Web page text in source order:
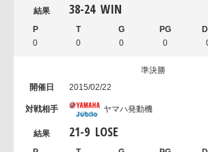
38-24 WIN
0 0 0 0
準決勝
2015/02/22
ヤマハ発動機
21-9 LOSE